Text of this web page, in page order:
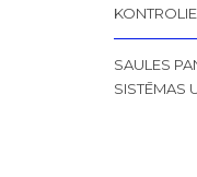
SAULES
SISTĒMAS